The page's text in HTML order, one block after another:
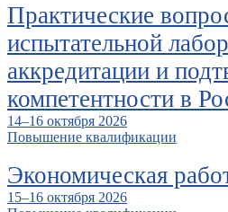
Практические
испытательной
аккредитации и
компетентности в
14–16 октября 2026
Повышение квалификации
Экономическая
15–16 октября 2026